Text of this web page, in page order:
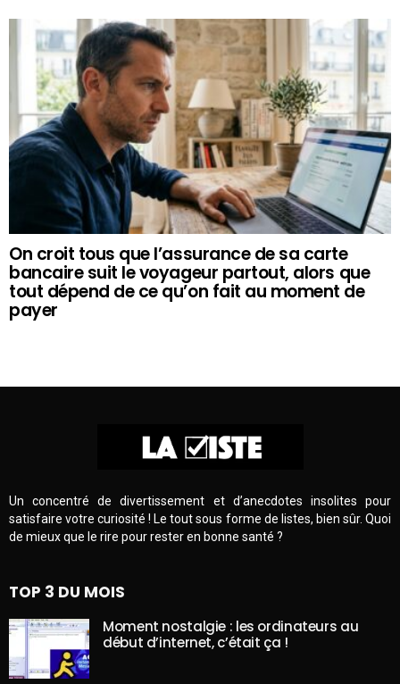
On croit tous que l’assurance de sa carte
bancaire suit le voyageur partout, alors que
tout dépend de ce qu’on fait au moment de
payer
Un concentré de divertissement et d’anecdotes insolites pour
satisfaire votre curiosité ! Le tout sous forme de listes, bien sûr. Quoi
de mieux que le rire pour rester en bonne santé ?
TOP 3 DU MOIS
Moment nostalgie : les ordinateurs au
début d’internet, c’était ça !